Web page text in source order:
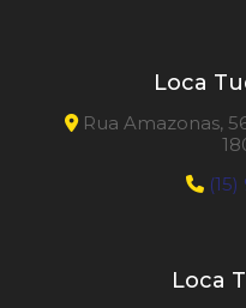
Loca
Rua Amazonas,
Loca